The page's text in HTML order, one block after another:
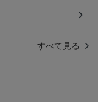
すべて見る